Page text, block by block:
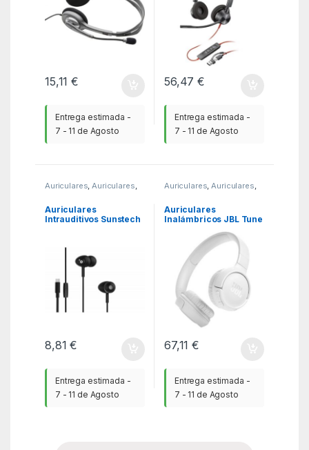
15,11€
Entrega estimada -
7 - 11 de Agosto
56,47€
Entrega estimada -
7 - 11 de Agosto
Auriculares Auriculares
Auriculares
Intrauditivos Sunstech
C/ Negros
8,81€
Entrega estimada -
7 - 11 de Agosto
Auriculares Auriculares
Auriculares
Inalámbricos JBL Tune
Bluetooth/ Blancos
67,11€
Entrega estimada -
7 - 11 de Agosto